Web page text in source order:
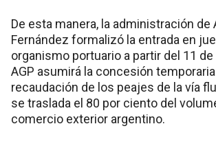
De esta manera, la administración de
Fernández formalizó la entrada en
organismo portuario a partir del 11
AGP asumirá la concesión temporaria
recaudación de los peajes de la vía
se traslada el 80 por ciento del
comercio exterior argentino.